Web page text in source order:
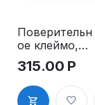
Поверительн
ое клеймо,
5,0 мм.,
стержень с
кольцом,
латунь
315.00 Р